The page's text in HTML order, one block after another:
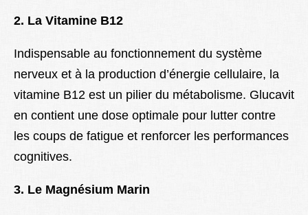
2. La Vitamine B12
Indispensable au fonctionnement du système
nerveux et à la production d’énergie cellulaire, la
vitamine B12 est un pilier du métabolisme. Glucavit
en contient une dose optimale pour lutter contre
les coups de fatigue et renforcer les performances
cognitives.
3. Le Magnésium Marin